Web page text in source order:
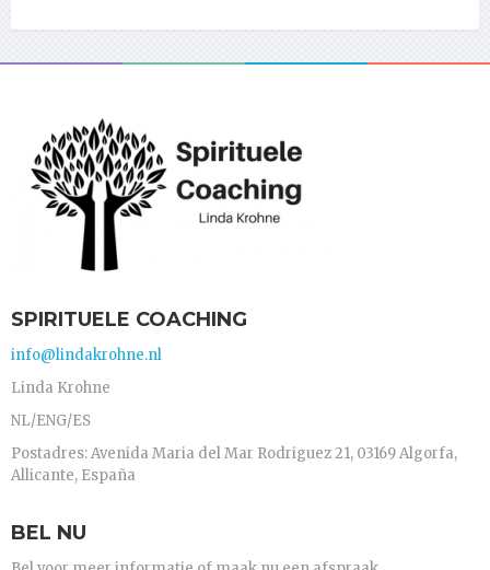
SPIRITUELE COACHING
info@lindakrohne.nl
Linda Krohne
NL/ENG/ES
Postadres: Avenida Maria del Mar Rodriguez 21, 03169 Algorfa,
Allicante, España
BEL NU